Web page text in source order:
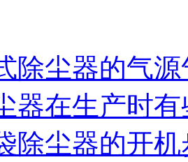
除尘器的气
器在生产时
除尘器的开机